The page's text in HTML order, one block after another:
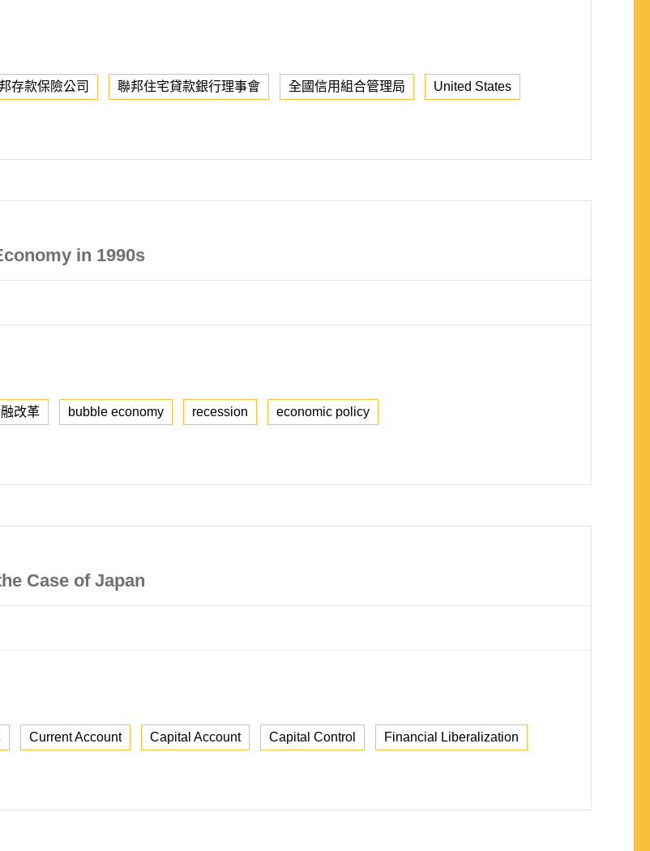
存款保險公司 聯邦住宅貸款銀行理事會 全國信用組合管理局 United States
in 1990s
改革 bubble economy recession economic policy
Case of Japan
Current Account Capital Account Capital Control Financial Liberalization